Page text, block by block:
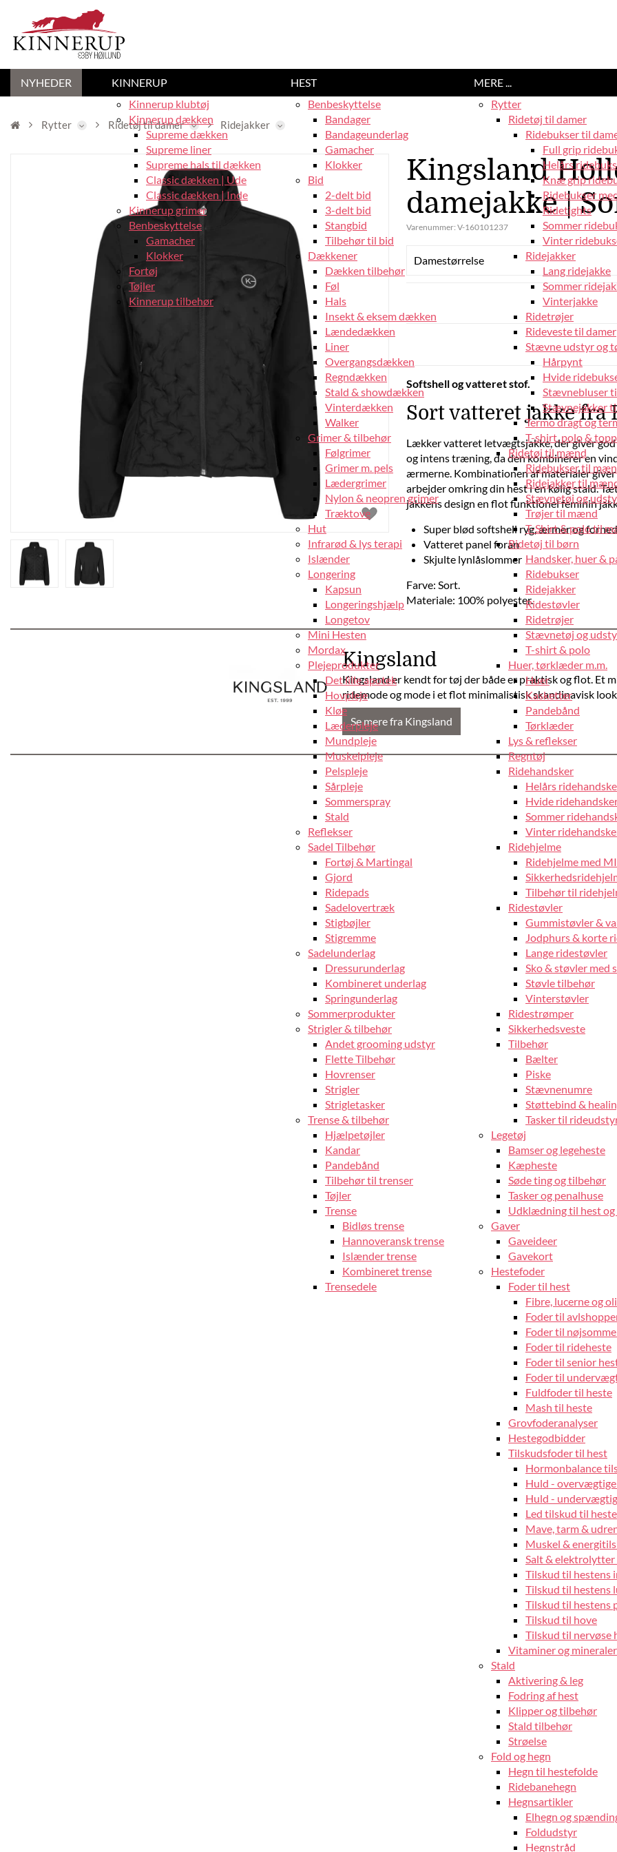
NYHEDER
KINNERUP
Kinnerup klubtøj
Kinnerup dækken
Supreme dækken
Supreme liner
Supreme hals til dækken
Classic dækken | Ude
Classic dækken | Inde
Kinnerup grimer
Benbeskyttelse
Gamacher
Klokker
Fortøj
Tøjler
Kinnerup tilbehør
HEST
Benbeskyttelse
Bandager
Bandageunderlag
Gamacher
Klokker
Bid
2-delt bid
3-delt bid
Stangbid
Tilbehør til bid
Dækkener
Dækken tilbehør
Føl
Hals
Insekt & eksem dækken
Lændedækken
Liner
Overgangsdækken
Regndækken
Stald & showdækken
Vinterdækken
Walker
Grimer & tilbehør
Følgrimer
Grimer m. pels
Lædergrimer
Nylon & neopren grimer
Træktove
Hut
Infrarød & lys terapi
Islænder
Longering
Kapsun
Longeringshjælp
Longetov
Mini Hesten
Mordax
Plejeprodukter
Det lille apotek
Hovpleje
Kløe
Læderpleje
Mundpleje
Muskelpleje
Pelspleje
Sårpleje
Sommerspray
Stald
Reflekser
Sadel Tilbehør
Fortøj & Martingal
Gjord
Ridepads
Sadelovertræk
Stigbøjler
Stigremme
Sadelunderlag
Dressurunderlag
Kombineret underlag
Springunderlag
Sommerprodukter
Strigler & tilbehør
Andet grooming udstyr
Flette Tilbehør
Hovrenser
Strigler
Strigletasker
Trense & tilbehør
Hjælpetøjler
Kandar
Pandebånd
Tilbehør til trenser
Tøjler
Trense
Bidløs trense
Hannoveransk trense
Islænder trense
Kombineret trense
Trensedele
MERE ...
Rytter
Ridetøj til damer
Ridebukser til
Full grip
Helårs
Knæ grip
Ridebukser
Ridetights
Sommer
Vinter
Ridejakker
Lang ridejakke
Sommer
Vinterjakke
Ridetrøjer
Rideveste til damer
Stævne udstyr og
Hårpynt
Hvide
Stævnebluser
Stævnejakker
Termo dragt og
T-shirt, polo &
Ridetøj til mænd
Ridebukser til
Ridejakker til
Stævnetøj og
Trøjer til mænd
T-Shirt & polo til
Ridetøj til børn
Handsker, huer &
Ridebukser
Ridejakker
Ridestøvler
Ridetrøjer
Stævnetøj og
T-shirt & polo
Huer, tørklæder m.m.
Huer
Kasketter
Pandebånd
Tørklæder
Lys & reflekser
Regntøj
Ridehandsker
Helårs
Hvide
Sommer
Vinter
Ridehjelme
Ridehjelme med
Tilbehør til
Ridestøvler
Gummistøvler &
Jodphurs & korte
Lange ridestøvler
Sko & støvler med
Støvle tilbehør
Vinterstøvler
Ridestrømper
Sikkerhedsveste
Tilbehør
Bælter
Piske
Stævnenumre
Støttebind &
Tasker til
Legetøj
Bamser og legeheste
Kæpheste
Søde ting og tilbehør
Tasker og penalhuse
Udklædning til hest
Gaver
Gaveideer
Gavekort
Hestefoder
Foder til hest
Fibre, lucerne og
Foder til
Foder til
Foder til rideheste
Foder til senior
Foder til
Fuldfoder til heste
Mash til heste
Grovfoderanalyser
Hestegodbidder
Tilskudsfoder til hest
Hormonbalance
Huld -
Huld -
Led tilskud til heste
Mave, tarm &
Muskel &
Salt &
Tilskud til hestens
Tilskud til hestens
Tilskud til hestens
Tilskud til hove
Tilskud til nervøse
Vitaminer og
Stald
Aktivering & leg
Fodring af hest
Klipper og tilbehør
Stald tilbehør
Strøelse
Fold og hegn
Hegn til hestefolde
Ridebanehegn
Hegnsartikler
Elhegn og
Foldudstyr
Hegnstråd
Rytter Ridetøj til damer Ridejakker
Kingsland
damejakke |
Varenummer: V-160101237
Damestørrelse
Softshell og vatteret stof.
Sort vatteret jakke fra
Lækker vatteret letvægtsjakke, der giver
og intens træning, da den kombinerer en
ærmerne. Kombinationen af materialer
arbejder omkring din hest i en kølig stald.
jakkens design en flot funktionel feminin
Super blød softshell ryg, ærmer og
Vatteret panel foran
Skjulte lynlåslommer
Farve: Sort.
Materiale: 100% polyester.
Kingsland
Kingsland er kendt for tøj der både er praktisk og flot. Et
ridemode og mode i et flot minimalistisk skandinavisk
Se mere fra Kingsland